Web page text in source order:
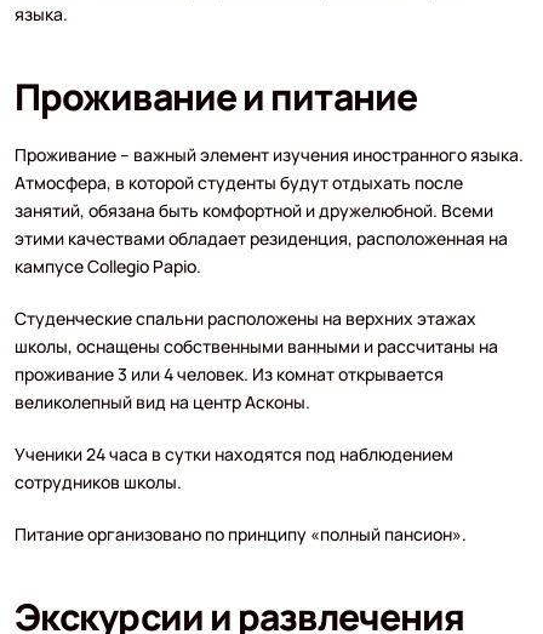
языка.
Проживание и питание
Проживание – важный элемент изучения иностранного языка.
Атмосфера, в которой студенты будут отдыхать после
занятий, обязана быть комфортной и дружелюбной. Всеми
этими качествами обладает резиденция, расположенная на
кампусе Collegio Papio.
Студенческие спальни расположены на верхних этажах
школы, оснащены собственными ванными и рассчитаны на
проживание 3 или 4 человек. Из комнат открывается
великолепный вид на центр Асконы.
Ученики 24 часа в сутки находятся под наблюдением
сотрудников школы.
Питание организовано по принципу «полный пансион».
Экскурсии и развлечения